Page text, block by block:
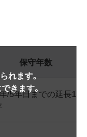
れます。
きます。
保守年数
/5年目までの延長1